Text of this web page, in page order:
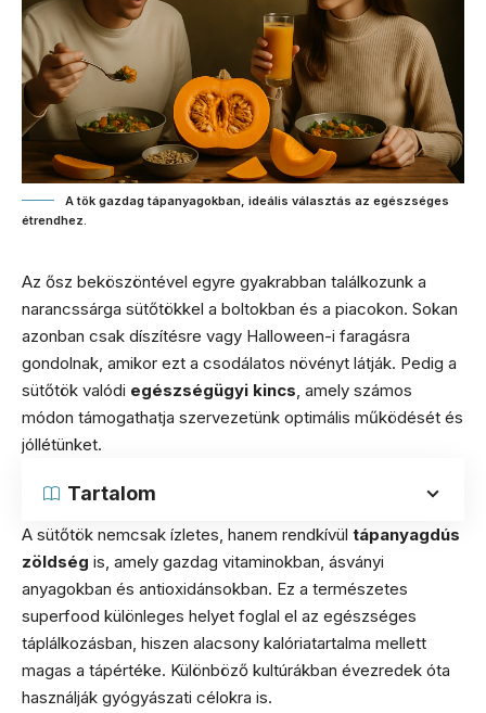
A tök gazdag tápanyagokban, ideális választás az egészséges
étrendhez.
Az ősz beköszöntével egyre gyakrabban találkozunk a
narancssárga sütőtökkel a boltokban és a piacokon. Sokan
azonban csak díszítésre vagy Halloween-i faragásra
gondolnak, amikor ezt a csodálatos növényt látják. Pedig a
sütőtök valódi egészségügyi kincs, amely számos
módon támogathatja szervezetünk optimális működését és
jóllétünket.
Tartalom
A sütőtök nemcsak ízletes, hanem rendkívül tápanyagdús
zöldség is, amely gazdag vitaminokban, ásványi
anyagokban és antioxidánsokban. Ez a természetes
superfood különleges helyet foglal el az egészséges
táplálkozásban, hiszen alacsony kalóriatartalma mellett
magas a tápértéke. Különböző kultúrákban évezredek óta
használják gyógyászati célokra is.